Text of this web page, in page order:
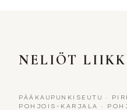
NELIÖT
PÄÄKAUPUNKISEUTU ·
POHJOIS-KARJALA
·